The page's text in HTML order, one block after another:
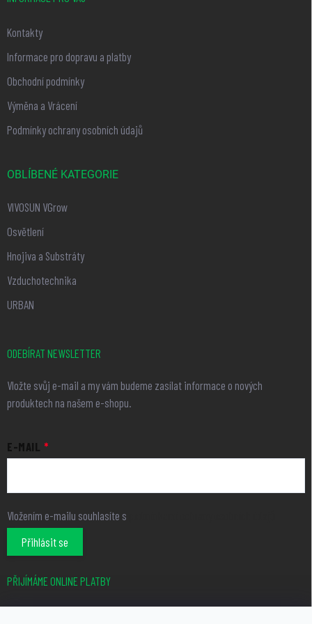
Kontakty
Informace pro dopravu a platby
Obchodní podmínky
Výměna a Vrácení
Podmínky ochrany osobních údajů
OBLÍBENÉ KATEGORIE
VIVOSUN VGrow
Osvětlení
Hnojiva a Substráty
Vzduchotechnika
URBAN
ODEBÍRAT NEWSLETTER
Vložte svůj e-mail a my vám budeme zasílat informace o nových
produktech na našem e-shopu.
E-MAIL
Vložením e-mailu souhlasíte s
Přihlásit se
PŘIJÍMÁME ONLINE PLATBY